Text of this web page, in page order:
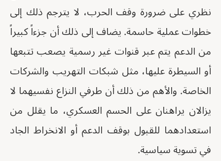
نظري على ضرورة وقف الحرب، لا يترجم ذلك إلى
خطوات عملية حاسمة. يضاف إلى ذلك أن جزءاً كبيراً
من الدعم يتم عبر قنوات غير رسمية يصعب تتبعها
أو السيطرة عليها، مثل شبكات التهريب والشركات
الخاصة. والأهم من ذلك أن طرفي النزاع نفسيهما لا
يزالان يراهنان على الحسم العسكري، ما يقلل من
استعدادهما للقبول بوقف الدعم أو الانخراط الجاد
في تسوية سياسية.